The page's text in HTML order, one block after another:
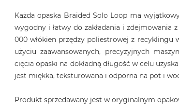
Każda opaska Braided Solo Loop ma
wygodny i łatwy do zakładania i zdejmowania
000 włókien przędzy poliestrowej z recyklingu
użyciu zaawansowanych, precyzyjnych
cięcia opaski na dokładną długość w celu
jest miękka, teksturowana i odporna na pot i
Produkt sprzedawany jest w oryginalnym